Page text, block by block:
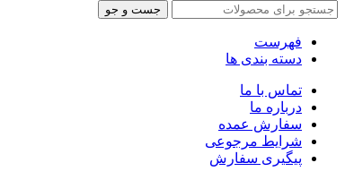
جست و جو
فهرست
دسته بندی ها
تماس با ما
درباره ما
سفارش عمده
شرایط مرجوعی
پیگیری سفارش